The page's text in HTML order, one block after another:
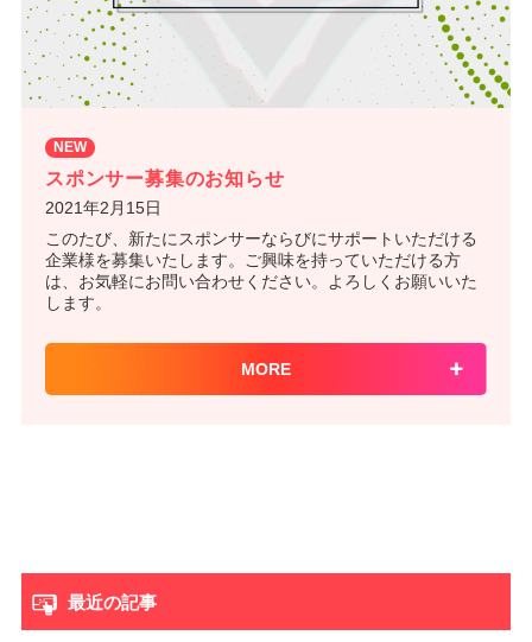
SPONSOR スポンサー ＞
NEW
スポンサー募集のお知らせ
2021年2月15日
このたび、新たにスポンサーならびにサポートいただける
企業様を募集いたします。ご興味を持っていただける方
は、お気軽にお問い合わせください。よろしくお願いいた
します。
MORE
最近の記事